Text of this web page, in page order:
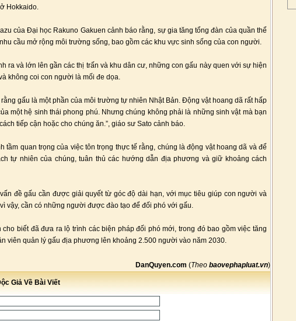
Hokkaido.
của Đại học Rakuno Gakuen cảnh báo rằng, sự gia tăng tổng đàn của quần thể
cầu mở rộng môi trường sống, bao gồm các khu vực sinh sống của con người.
ra và lớn lên gần các thị trấn và khu dân cư, những con gấu này quen với sự hiện
không coi con người là mối đe dọa.
gấu là một phần của môi trường tự nhiên Nhật Bản. Động vật hoang dã rất hấp
một hệ sinh thái phong phú. Nhưng chúng không phải là những sinh vật mà bạn
tiếp cận hoặc cho chúng ăn.”, giáo sư Sato cảnh báo.
tầm quan trọng của việc tôn trọng thực tế rằng, chúng là động vật hoang dã và để
tự nhiên của chúng, tuân thủ các hướng dẫn địa phương và giữ khoảng cách
đề gấu cần được giải quyết từ góc độ dài hạn, với mục tiêu giúp con người và
vậy, cần có những người được đào tạo để đối phó với gấu.
cho biết đã đưa ra lộ trình các biện pháp đối phó mới, trong đó bao gồm việc tăng
viên quản lý gấu địa phương lên khoảng 2.500 người vào năm 2030.
DanQuyen.com (Theo baovephapluat.vn)
Giả Về Bài Viết